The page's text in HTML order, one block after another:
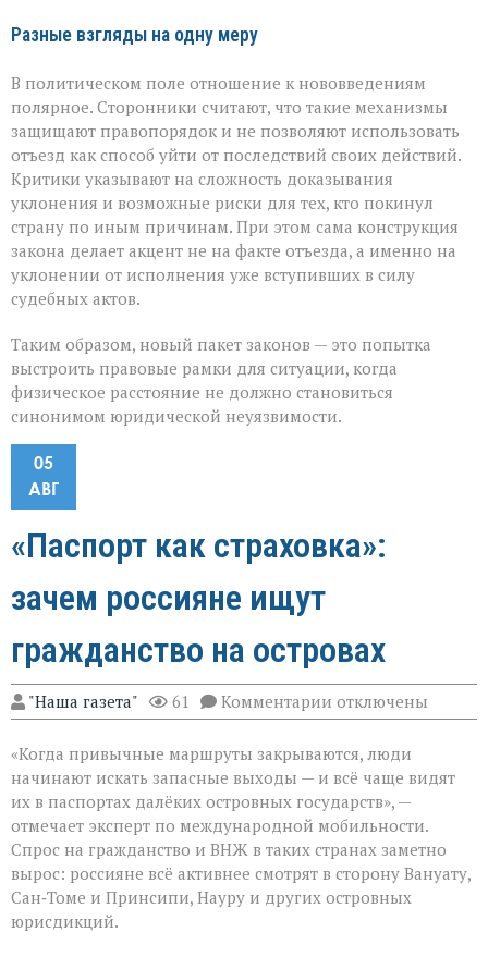
Разные взгляды на одну меру
В политическом поле отношение к нововведениям
полярное. Сторонники считают, что такие механизмы
защищают правопорядок и не позволяют использовать
отъезд как способ уйти от последствий своих действий.
Критики указывают на сложность доказывания
уклонения и возможные риски для тех, кто покинул
страну по иным причинам. При этом сама конструкция
закона делает акцент не на факте отъезда, а именно на
уклонении от исполнения уже вступивших в силу
судебных актов.
Таким образом, новый пакет законов — это попытка
выстроить правовые рамки для ситуации, когда
физическое расстояние не должно становиться
синонимом юридической неуязвимости.
05
АВГ
«Паспорт как страховка»:
зачем россияне ищут
гражданство на островах
"Наша газета" 61 Комментарии к
записи
как
страховка»:
россияне
ищут
гражданство
на
островах
отключены
«Когда привычные маршруты закрываются, люди
начинают искать запасные выходы — и всё чаще видят
их в паспортах далёких островных государств», —
отмечает эксперт по международной мобильности.
Спрос на гражданство и ВНЖ в таких странах заметно
вырос: россияне всё активнее смотрят в сторону Вануату,
Сан‑Томе и Принсипи, Науру и других островных
юрисдикций.